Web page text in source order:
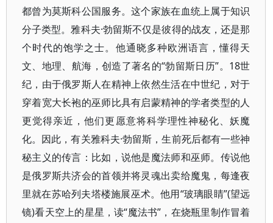
都曾为莫斯科公国服务。这个家族在血统上属于知识
分子类型。雅科夫·勃留斯不仅是彼得的战友，还是那
个时代的饱学之士。他通晓多种欧洲语言，懂得天
文、地理、航海，创造了著名的“勃留斯日历”。18世
纪，由于俄罗斯人在精神上依然生活在中世纪，对于
穿着宽大长袍的巫师比具有启蒙精神的学者类型的人
更觉得亲近，他们更愿意将科学理性神秘化、妖魔
化。因此，有关雅科夫·勃留斯，生前死后都有一些神
秘主义的传言：比如，说他是魔法师和巫师。传说他
是俄罗斯共济会的首领并将灵魂出卖给魔鬼，每逢夜
里就在苏哈列夫塔楼施展巫术。他用“玻璃眼睛”(望远
镜)看天空上的星星，读“魔法书”，在烧瓶里制作冒着